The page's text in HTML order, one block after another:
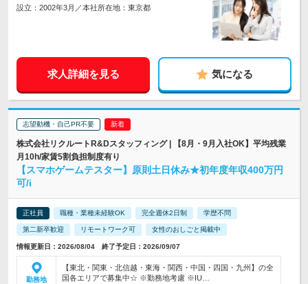
設立：2002年3月／本社所在地：東京都
求人詳細を見る 気になる
志望動機・自己PR不要
株式会社リクルートR&Dスタッフィング | 【8月・9月入社OK】平均残業
月10h/家賃5割負担制度有り
【スマホゲームテスター】原則土日休み★初年度年収400万円
可/i
正社員 職種・業種未経験OK 完全週休2日制 学歴不問
第二新卒歓迎 リモートワーク可 女性のおしごと掲載中
情報更新日：2026/08/04 終了予定日：2026/09/07
勤務地
【東北・関東・北信越・東海・関西・中国・四国・九州】の全
国各エリアで募集中☆ ※勤務地考慮 ※IU…